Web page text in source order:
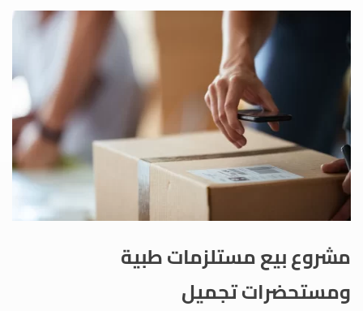
مشروع بيع مستلزمات طبية
ومستحضرات تجميل